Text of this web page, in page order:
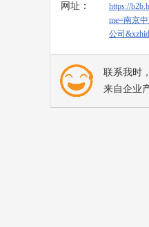
网址：
https://
me=南京
公司
联系我时
来自企业